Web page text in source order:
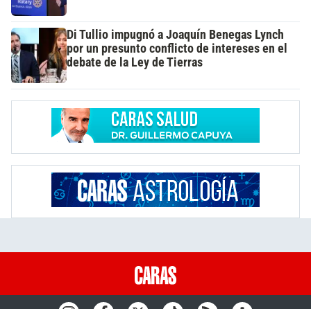
Di Tullio impugnó a Joaquín Benegas Lynch
por un presunto conflicto de intereses en el
debate de la Ley de Tierras